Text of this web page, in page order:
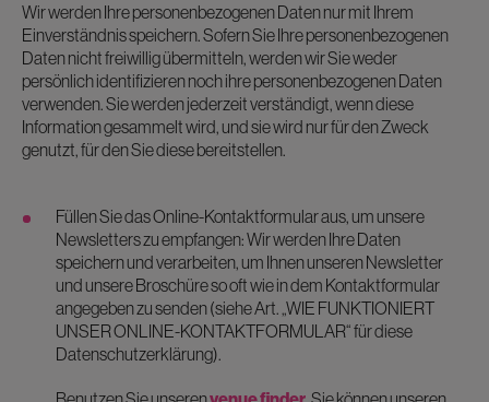
Wir werden Ihre personenbezogenen Daten nur mit Ihrem
Einverständnis speichern. Sofern Sie Ihre personenbezogenen
Daten nicht freiwillig übermitteln, werden wir Sie weder
persönlich identifizieren noch ihre personenbezogenen Daten
verwenden. Sie werden jederzeit verständigt, wenn diese
Information gesammelt wird, und sie wird nur für den Zweck
genutzt, für den Sie diese bereitstellen.
Füllen Sie das Online-Kontaktformular aus, um unsere
Newsletters zu empfangen: Wir werden Ihre Daten
speichern und verarbeiten, um Ihnen unseren Newsletter
und unsere Broschüre so oft wie in dem Kontaktformular
angegeben zu senden (siehe Art. „WIE FUNKTIONIERT
UNSER ONLINE-KONTAKTFORMULAR“ für diese
Datenschutzerklärung).